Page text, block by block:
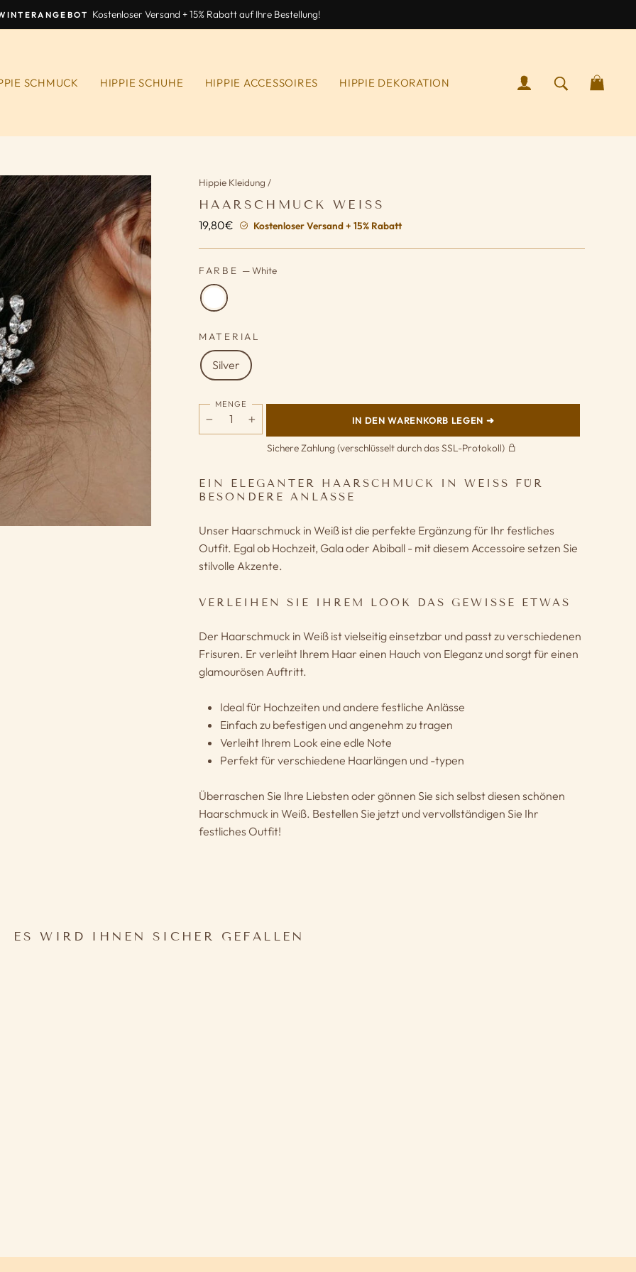
Kostenloser Versand + 15% Rabatt auf Ihre Bestellung!
SCHMUCK HIPPIE SCHUHE HIPPIE ACCESSOIRES HIPPIE DEKORATION ANMELDENSUCHEN
Hippie Kleidung /
HAARSCHMUCK WEISS
19,80€ Normaler
Kostenloser Versand + 15% Rabatt
FARBE —White
MATERIAL
Silver
MENGE
IN DEN WARENKORB LEGEN ➜
Sichere Zahlung (verschlüsselt durch das SSL-Protokoll)
EIN ELEGANTER HAARSCHMUCK IN WEISS FÜR B
ESONDERE ANLÄSSE
Unser Haarschmuck in Weiß ist die perfekte Ergänzung für Ihr festliches
Outfit. Egal ob Hochzeit, Gala oder Abiball - mit diesem Accessoire setzen Sie
stilvolle Akzente.
VERLEIHEN SIE IHREM LOOK DAS GEWISSE ETWAS
Der Haarschmuck in Weiß ist vielseitig einsetzbar und passt zu verschiedenen
Frisuren. Er verleiht Ihrem Haar einen Hauch von Eleganz und sorgt für einen
glamourösen Auftritt.
Ideal für Hochzeiten und andere festliche Anlässe
Einfach zu befestigen und angenehm zu tragen
Verleiht Ihrem Look eine edle Note
Perfekt für verschiedene Haarlängen und -typen
Überraschen Sie Ihre Liebsten oder gönnen Sie sich selbst diesen schönen
Haarschmuck in Weiß. Bestellen Sie jetzt und vervollständigen Sie Ihr
festliches Outfit!
ES WIRD IHNEN SICHER GEFALLEN